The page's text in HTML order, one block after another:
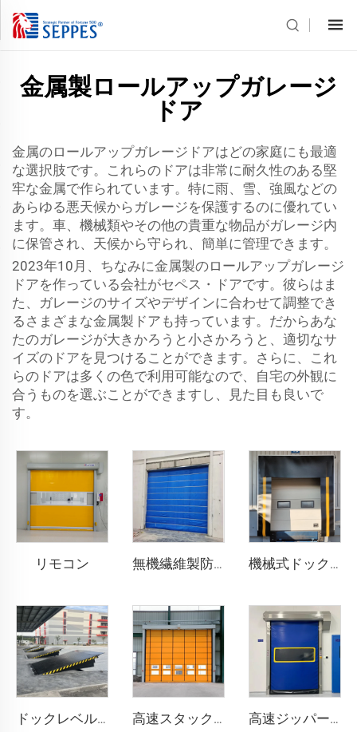
金属製ロールアップガレージ
ドア
金属のロールアップガレージドアはどの家庭にも最適
な選択肢です。これらのドアは非常に耐久性のある堅
牢な金属で作られています。特に雨、雪、強風などの
あらゆる悪天候からガレージを保護するのに優れてい
ます。車、機械類やその他の貴重な物品がガレージ内
に保管され、天候から守られ、簡単に管理できます。
2023年10月、ちなみに金属製のロールアップガレージ
ドアを作っている会社がセペス・ドアです。彼らはま
た、ガレージのサイズやデザインに合わせて調整でき
るさまざまな金属製ドアも持っています。だからあな
たのガレージが大きかろうと小さかろうと、適切なサ
イズのドアを見つけることができます。さらに、これ
らのドアは多くの色で利用可能なので、自宅の外観に
合うものを選ぶことができますし、見た目も良いで
す。
リモコン 無機繊維製防火シャッタードア 機械式ドックシェルター
ドックレベル러 高速スタックドア 高速ジッパー式ドア